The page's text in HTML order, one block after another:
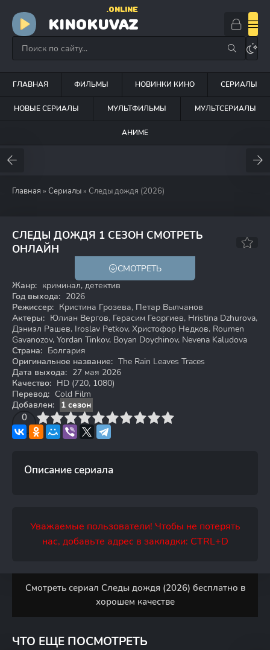
KINOKUVAZ
.ONLINE
ГЛАВНАЯ ФИЛЬМЫ НОВИНКИ КИНО СЕРИАЛЫ
НОВЫЕ СЕРИАЛЫ МУЛЬТФИЛЬМЫ МУЛЬТСЕРИАЛЫ
АНИМЕ
Главная » Сериалы » Следы дождя (2026)
СЛЕДЫ ДОЖДЯ 1 СЕЗОН СМОТРЕТЬ
ОНЛАЙН
СМОТРЕТЬ
Жанр: криминал, детектив
Год выхода: 2026
Режиссер: Кристина Грозева, Петар Вылчанов
Актеры: Юлиан Вергов, Герасим Георгиев, Hristina Dzhurova,
Дэниэл Рашев, Iroslav Petkov, Христофор Недков, Roumen
Gavanozov, Yordan Tinkov, Boyan Doychinov, Nevena Kaludova
Страна: Болгария
Оригинальное название: The Rain Leaves Traces
Дата выхода: 27 мая 2026
Качество: HD (720, 1080)
Перевод: Cold Film
Добавлен:
1 сезон
0
4 6 7 8 9 10
Описание сериала
Уважаемые пользователи! Чтобы не потерять
нас, добавьте адрес в закладки: CTRL+D
Смотреть сериал Следы дождя (2026) бесплатно в
хорошем качестве
ЧТО ЕЩЕ ПОСМОТРЕТЬ